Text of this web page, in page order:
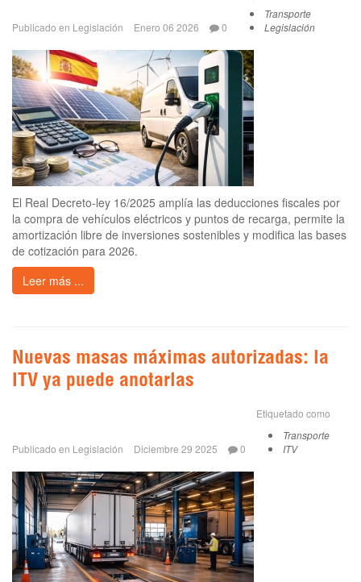
Publicado en Legislación Enero 06 2026 0
Transporte
Legislación
El Real Decreto-ley 16/2025 amplía las deducciones fiscales por
la compra de vehículos eléctricos y puntos de recarga, permite la
amortización libre de inversiones sostenibles y modifica las bases
de cotización para 2026.
Leer más ...
Nuevas masas máximas autorizadas: la
ITV ya puede anotarlas
Publicado en Legislación Diciembre 29 2025 0
Etiquetado como
Transporte
ITV